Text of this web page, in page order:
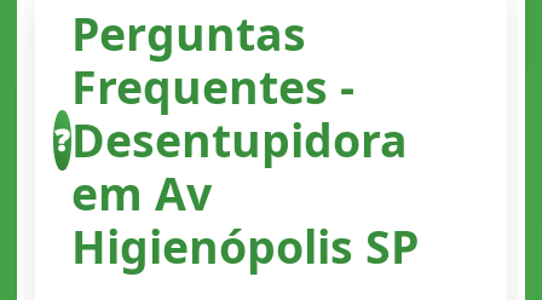
❓
Perguntas
Frequentes -
Desentupidora
em Av
Higienópolis SP